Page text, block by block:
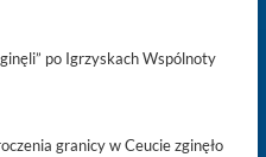
po Igrzyskach Wspólnoty
granicy w Ceucie zginęło